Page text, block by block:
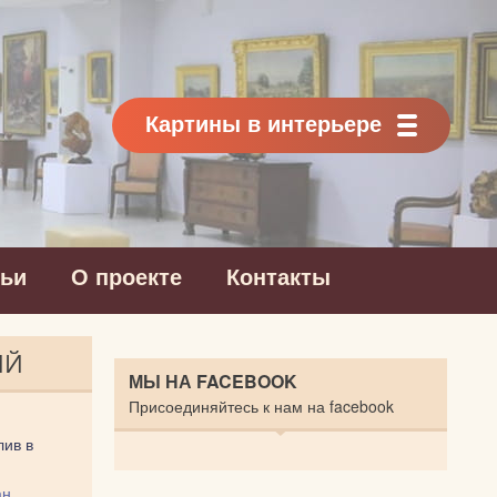
Картины в интерьере
О проекте Контакты
в
МЫ НА FACEBOOK
Присоединяйтесь к нам на facebook